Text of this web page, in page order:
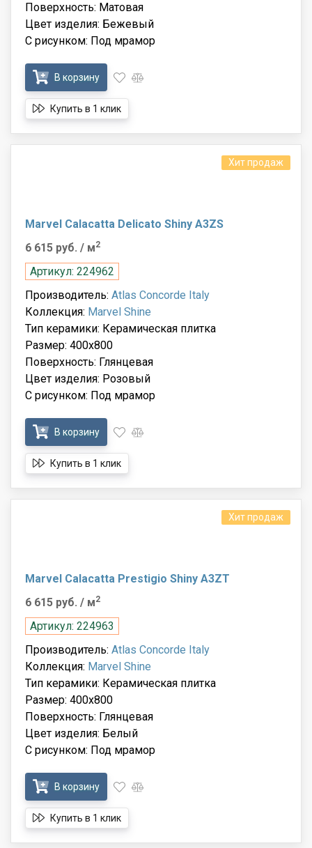
Поверхность: Матовая
Цвет изделия: Бежевый
С рисунком: Под мрамор
В корзину
Купить в 1 клик
Хит продаж
Marvel Calacatta Delicato Shiny A3ZS
6 615 руб. / м2
Артикул: 224962
Производитель: Atlas Concorde Italy
Коллекция: Marvel Shine
Тип керамики: Керамическая плитка
Размер: 400x800
Поверхность: Глянцевая
Цвет изделия: Розовый
С рисунком: Под мрамор
В корзину
Купить в 1 клик
Хит продаж
Marvel Calacatta Prestigio Shiny A3ZT
6 615 руб. / м2
Артикул: 224963
Производитель: Atlas Concorde Italy
Коллекция: Marvel Shine
Тип керамики: Керамическая плитка
Размер: 400x800
Поверхность: Глянцевая
Цвет изделия: Белый
С рисунком: Под мрамор
В корзину
Купить в 1 клик